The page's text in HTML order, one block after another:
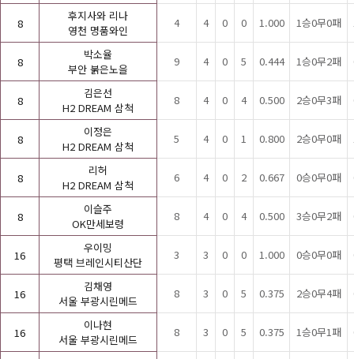
8
후지사와 리나
영천 명품와인
4 4 0 0 1.000 1승0무0패
8
박소율
부안 붉은노을
9 4 0 5 0.444 1승0무2패
8
김은선
H2 DREAM 삼척
8 4 0 4 0.500 2승0무3패
8
이정은
H2 DREAM 삼척
5 4 0 1 0.800 2승0무0패
8
리허
H2 DREAM 삼척
6 4 0 2 0.667 0승0무0패
8
이슬주
OK만세보령
8 4 0 4 0.500 3승0무2패
16
우이밍
평택 브레인시티산단
3 3 0 0 1.000 0승0무0패
16
김채영
서울 부광시린메드
8 3 0 5 0.375 2승0무4패
16
이나현
서울 부광시린메드
8 3 0 5 0.375 1승0무1패